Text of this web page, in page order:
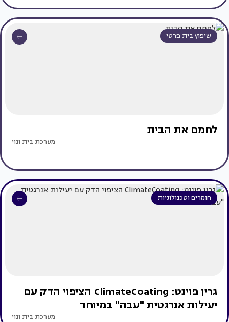
שיפוץ בית פרטי
לחמם את הבית
מערכת בית ונוי
חומרים וטכנולוגיות
גרין פוינט: ClimateCoating הציפוי הדק עם
יעילות אנרגטית "עבה" במיוחד
מערכת בית ונוי